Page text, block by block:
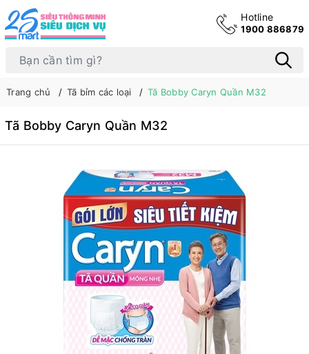
Hotline
1900 886879
Trang chủ Tã bỉm các loại Tã Bobby Caryn Quần M32
Tã Bobby Caryn Quần M32